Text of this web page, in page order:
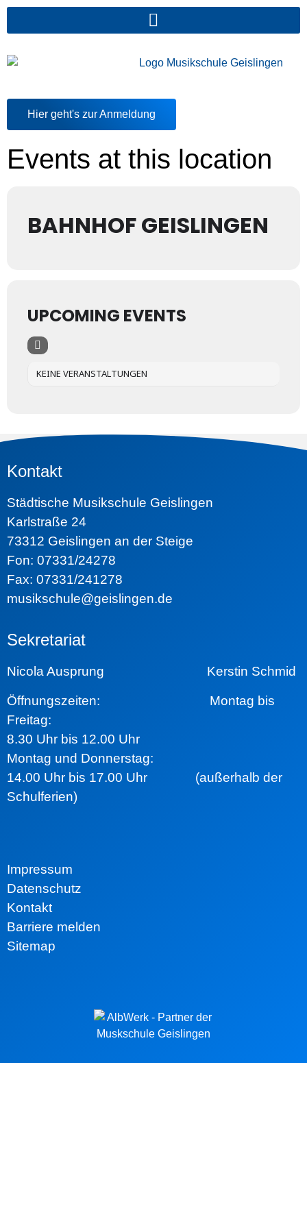
Hier geht's zur Anmeldung
Events at this location
BAHNHOF GEISLINGEN
UPCOMING EVENTS
KEINE VERANSTALTUNGEN
Kontakt
Städtische Musikschule Geislingen
Karlstraße 24
73312 Geislingen an der Steige
Fon: 07331/24278
Fax: 07331/241278
musikschule@geislingen.de
Sekretariat
Nicola Ausprung Kerstin Schmid
Öffnungszeiten: Montag bis
Freitag:
8.30 Uhr bis 12.00 Uhr
Montag und Donnerstag:
14.00 Uhr bis 17.00 Uhr (außerhalb der
Schulferien)
Impressum
Datenschutz
Kontakt
Barriere melden
Sitemap